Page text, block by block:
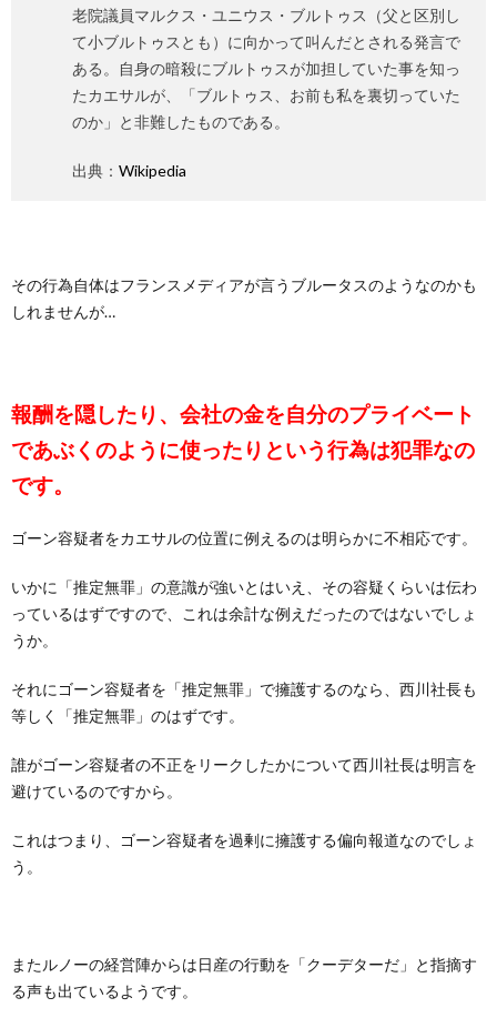
老院議員マルクス・ユニウス・ブルトゥス（父と区別し
て小ブルトゥスとも）に向かって叫んだとされる発言で
ある。自身の暗殺にブルトゥスが加担していた事を知っ
たカエサルが、「ブルトゥス、お前も私を裏切っていた
のか」と非難したものである。
出典： Wikipedia
その行為自体はフランスメディアが言うブルータスのようなのかも
しれませんが…
報酬を隠したり、会社の金を自分のプライベート
であぶくのように使ったりという行為は犯罪なの
です。
ゴーン容疑者をカエサルの位置に例えるのは明らかに不相応です。
いかに「推定無罪」の意識が強いとはいえ、その容疑くらいは伝わ
っているはずですので、これは余計な例えだったのではないでしょ
うか。
それにゴーン容疑者を「推定無罪」で擁護するのなら、西川社長も
等しく「推定無罪」のはずです。
誰がゴーン容疑者の不正をリークしたかについて西川社長は明言を
避けているのですから。
これはつまり、ゴーン容疑者を過剰に擁護する偏向報道なのでしょ
う。
またルノーの経営陣からは日産の行動を「クーデターだ」と指摘す
る声も出ているようです。